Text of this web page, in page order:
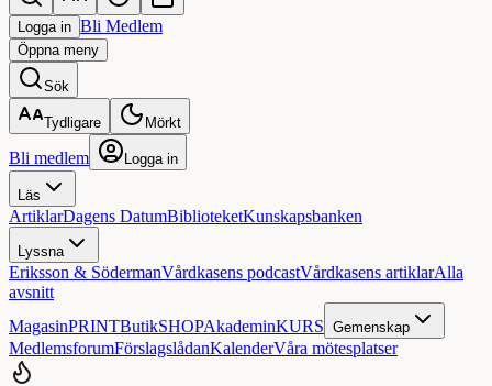
Logga in Bli Medlem
Öppnameny
Sök
Tydligare Mörkt
Bli medlem Logga in
Läs
ArtiklarDagens DatumBiblioteketKunskapsbanken
Lyssna
Eriksson & SödermanVårdkasens podcastVårdkasens artiklarAlla
avsnitt
MagasinPRINTButikSHOPAkademinKURS Gemenskap
MedlemsforumFörslagslådanKalenderVåra mötesplatser